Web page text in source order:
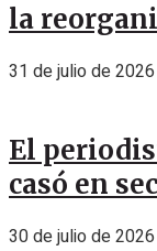
la
31 de julio de 2026
El
casó en
30 de julio de 2026